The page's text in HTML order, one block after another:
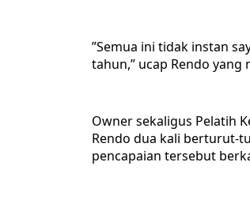
‎”Semua ini tidak instan
tahun,” ucap Rendo
‎Owner sekaligus Pelatih
Rendo dua kali berturut-
pencapaian tersebut